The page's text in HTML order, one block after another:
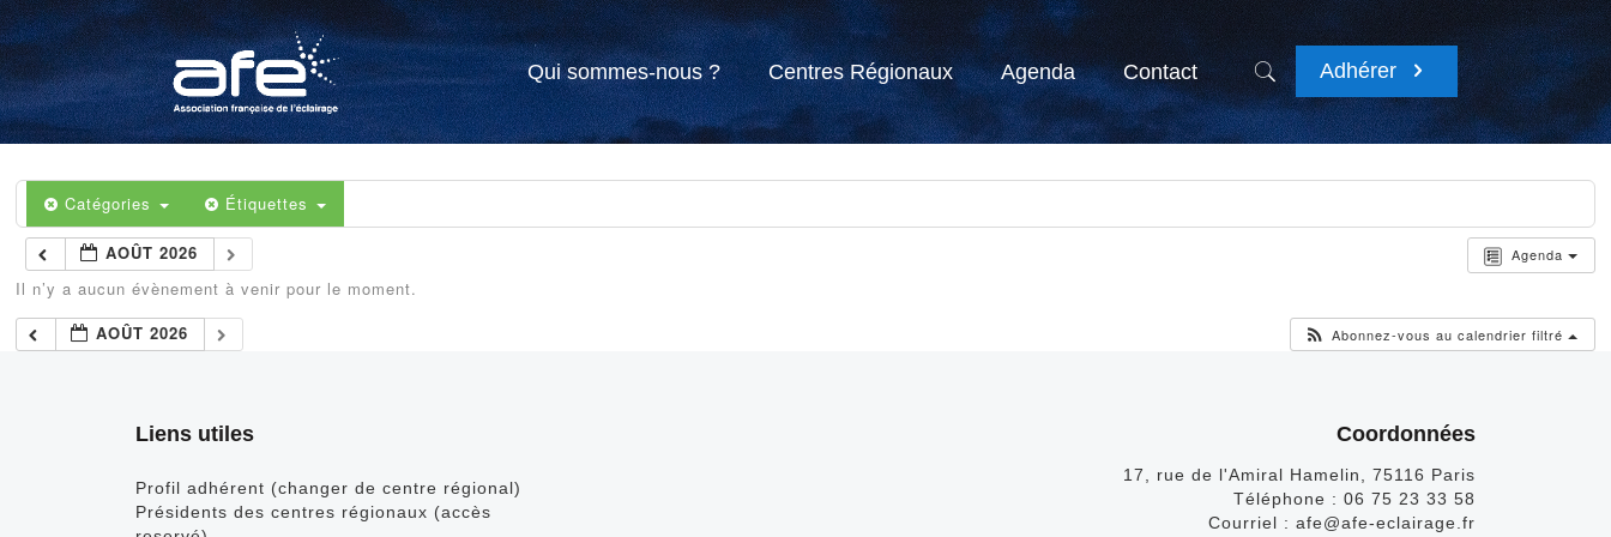
Qui sommes-nous ? Centres Régionaux Agenda Contact Adhérer
Catégories Étiquettes
Agenda
AOÛT 2026
Il n’y a aucun évènement à venir pour le moment.
AOÛT 2026
Abonnez-vous au calendrier filtré
Liens utiles
Profil adhérent (changer de centre régional)
Présidents des centres régionaux (accès
Coordonnées
17, rue de l'Amiral Hamelin, 75116 Paris
Téléphone : 06 75 23 33 58
Courriel : afe@afe-eclairage.fr